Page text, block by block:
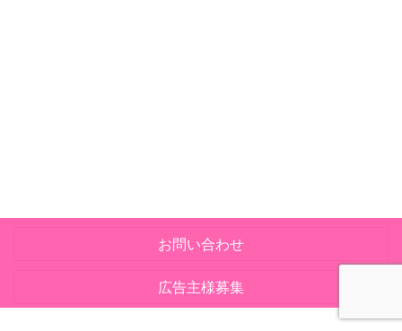
お問い合わせ
広告主様募集